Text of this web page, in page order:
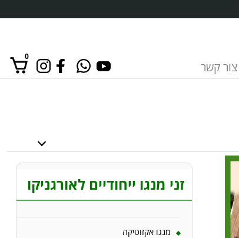
צור קשר
0
זני מנגו ייחודיים לאורגניקו
מנגו אקזוטיקה